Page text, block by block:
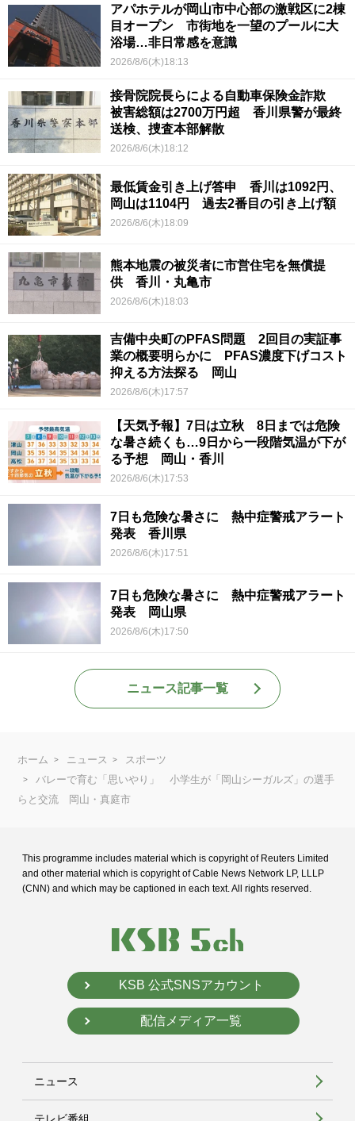
アパホテルが岡山市中心部の激戦区に2棟
目オープン 市街地を一望のプールに大
浴場…非日常感を意識
2026/8/6(木)18:13
接骨院院長らによる自動車保険金詐欺
被害総額は2700万円超 香川県警が最終
送検、捜査本部解散
2026/8/6(木)18:12
最低賃金引き上げ答申 香川は1092円、
岡山は1104円 過去2番目の引き上げ額
2026/8/6(木)18:09
熊本地震の被災者に市営住宅を無償提
供 香川・丸亀市
2026/8/6(木)18:03
吉備中央町のPFAS問題 2回目の実証事
業の概要明らかに PFAS濃度下げコスト
抑える方法探る 岡山
2026/8/6(木)17:57
【天気予報】7日は立秋 8日までは危険
な暑さ続くも…9日から一段階気温が下が
る予想 岡山・香川
2026/8/6(木)17:53
7日も危険な暑さに 熱中症警戒アラート
発表 香川県
2026/8/6(木)17:51
7日も危険な暑さに 熱中症警戒アラート
発表 岡山県
2026/8/6(木)17:50
ニュース記事一覧
ホーム ニュース
スポーツ
バレーで育む「思いやり」 小学生が「岡山シーガルズ」の選手
らと交流 岡山・真庭市
This programme includes material which is copyright of Reuters Limited
and other material which is copyright of Cable News Network LP, LLLP
(CNN) and which may be captioned in each text. All rights reserved.
KSB 公式SNSアカウント
配信メディア一覧
ニュース